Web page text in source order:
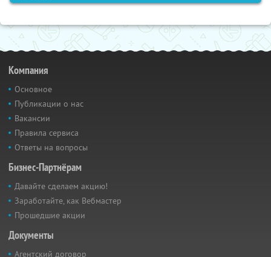
Компания
Основное
Публикации о нас
Вакансии
Правила сервиса
Ответы на вопросы
Бизнес-Партнёрам
Давайте сделаем акцию!
Заработайте, как Вебмастер
Прошедшие акции
Документы
Агентский договор